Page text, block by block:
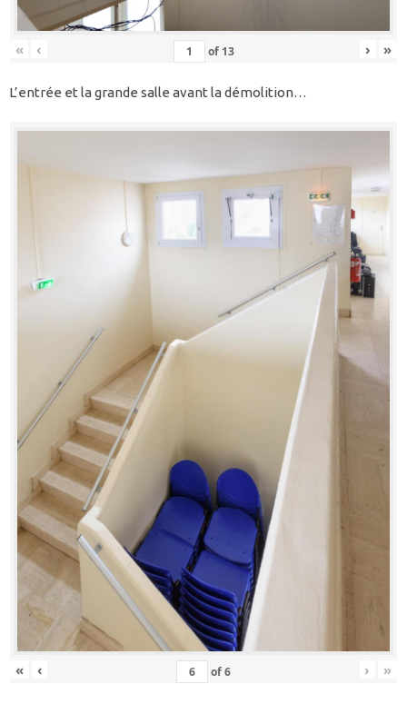
« ‹ of 13 › »
L’entrée et la grande salle avant la démolition…
« ‹ of6 › »